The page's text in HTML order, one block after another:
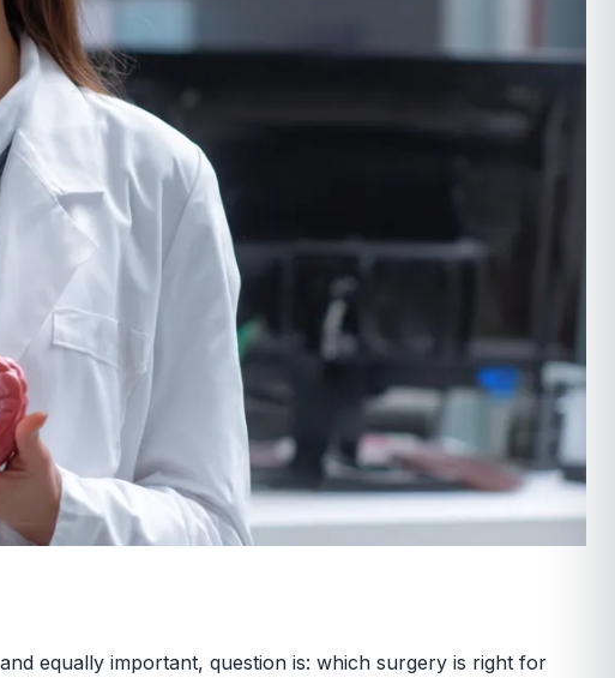
equally important, question is: which surgery is right for